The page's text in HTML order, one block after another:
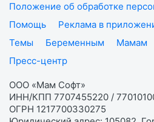
Положение об обработке
Помощь
Реклама в
Темы
Беременным Мамам
Пресс-центр
ООО «Мам Софт»
ИНН/КПП 7707455220 /
ОГРН 1217700330275